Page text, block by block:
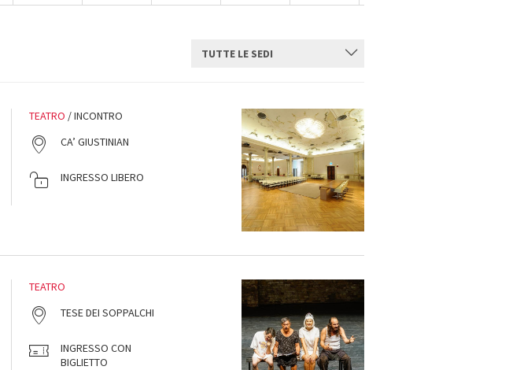
TUTTE LE SEDI
TEATRO / INCONTRO
CA’ GIUSTINIAN
INGRESSO LIBERO
TEATRO
TESE DEI SOPPALCHI
INGRESSO CON
BIGLIETTO